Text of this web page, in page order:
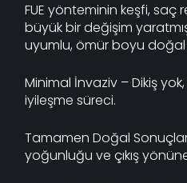
FUE yönteminin keşfi, saç
büyük bir değişim
uyumlu, ömür boyu doğal
Minimal İnvaziv – Dikiş yok,
iyileşme süreci.
Tamamen Doğal
yoğunluğu ve çıkış